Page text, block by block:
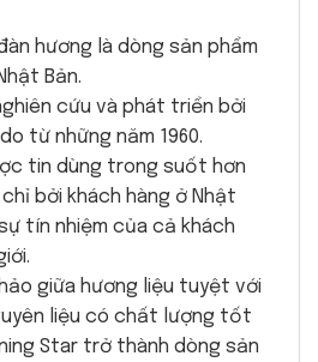
hương là dòng sản phẩm
Bản.
cứu và phát triển bởi
từ những năm 1960.
tin dùng trong suốt hơn
bởi khách hàng ở Nhật
tín nhiệm của cả khách
giữa hương liệu tuyệt với
liệu có chất lượng tốt
Star trở thành dòng sản